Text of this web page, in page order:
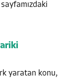
sayfamızdaki
yaratan konu,